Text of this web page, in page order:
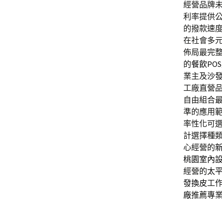
經營品牌
利率提供
的撥款速
在社會多
佈局最完
的餐飲
業主及沙
工廠直營
自由組合
準的應用
率性化可
計選擇種
心經營的
桃園室內
經營的太
發換皮工
廠推薦專